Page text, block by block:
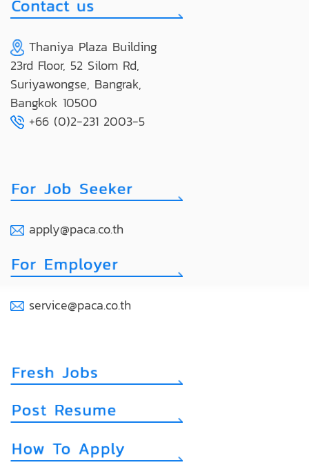
Thaniya Plaza Building
23rd Floor, 52 Silom Rd,
Suriyawongse, Bangrak,
Bangkok 10500
+66 (0)2-231 2003-5
apply@paca.co.th
service@paca.co.th